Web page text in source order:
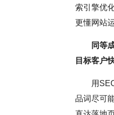
索引擎优
更懂网站
同等
目标客户
用
品词尽可
受多因素影响，但正确思维和
搜索引擎规则，可提升网站转
助力网站取得更好效果。